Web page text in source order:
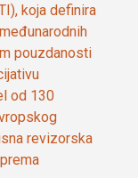
koja definira
pouzdanosti
od 130
revizorska